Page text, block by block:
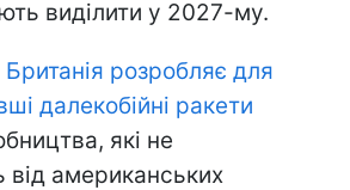
виділити у 2027-му.
розробляє для
далекобійні ракети
які не
від американських